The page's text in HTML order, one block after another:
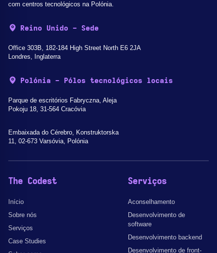
com centros tecnológicos na Polónia.
Reino Unido - Sede
Office 303B, 182-184 High Street North E6 2JA
Londres, Inglaterra
Polónia - Pólos tecnológicos locais
Parque de escritórios Fabryczna, Aleja
Pokoju 18, 31-564 Cracóvia
Embaixada do Cérebro, Konstruktorska
11, 02-673 Varsóvia, Polónia
The Codest
Início
Sobre nós
Serviços
Case Studies
Serviços
Aconselhamento
Desenvolvimento de
software
Desenvolvimento backend
Desenvolvimento de front-